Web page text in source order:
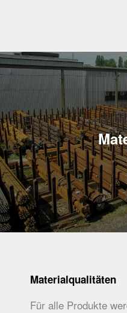
Materialqualitäten
Für alle Produkte